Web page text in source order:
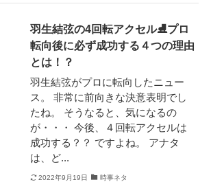
羽生結弦の4回転アクセル⛸プロ
転向後に必ず成功する４つの理由
とは！？
羽生結弦がプロに転向したニュー
ス。 非常に前向きな決意表明でし
たね。 そうなると、気になるの
が・・・ 今後、４回転アクセルは
成功する？？ ですよね。 アナタ
は、ど...
2022年9月19日 時事ネタ